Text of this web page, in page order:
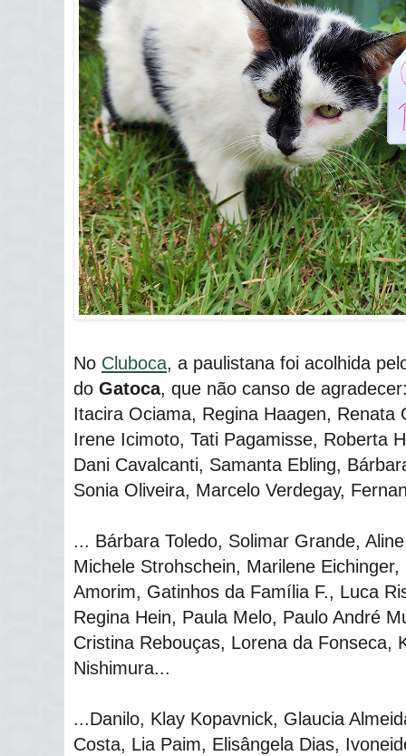
No Cluboca, a paulistana foi acolhida
do Gatoca, que não canso de
Itacira Ociama, Regina Haagen, Renata
Irene Icimoto, Tati Pagamisse, Roberta
Dani Cavalcanti, Samanta Ebling,
Sonia Oliveira, Marcelo Verdegay,
... Bárbara Toledo, Solimar Grande,
Michele Strohschein, Marilene
Amorim, Gatinhos da Família F., Luca
Regina Hein, Paula Melo, Paulo André
Cristina Rebouças, Lorena da Fonseca,
Nishimura...
...Danilo, Klay Kopavnick, Glaucia
Costa, Lia Paim, Elisângela Dias,